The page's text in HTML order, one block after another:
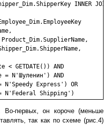
INNER JOIN
< GETDATE()) AND
= N'Шуленин') AND
N'Speedy Express') OR
первых, он короче (меньше
так как по схеме (рис.4)